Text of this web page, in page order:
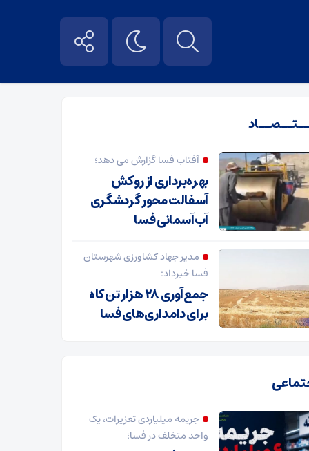
آفتاب فسا گزارش می دهد؛
بهره‌برداری از روکش
آسفالت محور گردشگری
آب‌آسمانی فسا
مدیر جهاد کشاورزی شهرستان
فسا خبرداد:
جمع‌آوری ۲۸ هزار تن کاه
برای دامداری‌های فسا
جریمه میلیاردی تعزیرات، یک
واحد متخلف در فسا؛